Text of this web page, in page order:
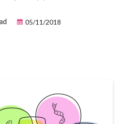
05/11/2018